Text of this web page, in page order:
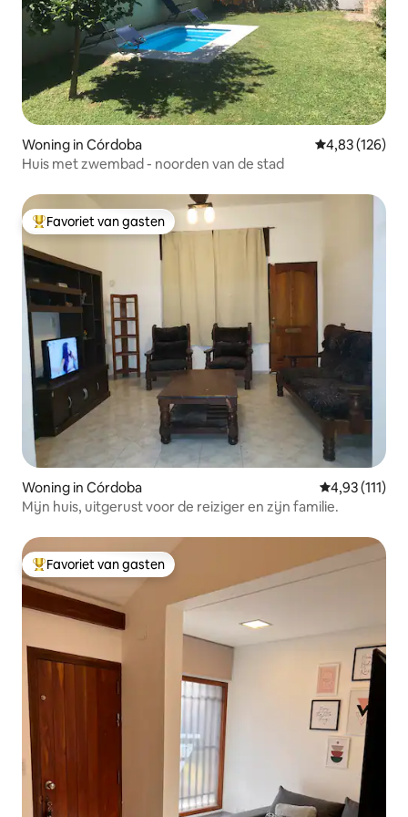
Woning in Córdoba Gemiddelde
4,83 (126)
Huis met zwembad - noorden van de stad
Topfavoriet van gasten
Favoriet van gasten
Woning in Córdoba Gemiddelde
4,93 (111)
Mijn huis, uitgerust voor de reiziger en zijn familie.
Topfavoriet van gasten
Favoriet van gasten